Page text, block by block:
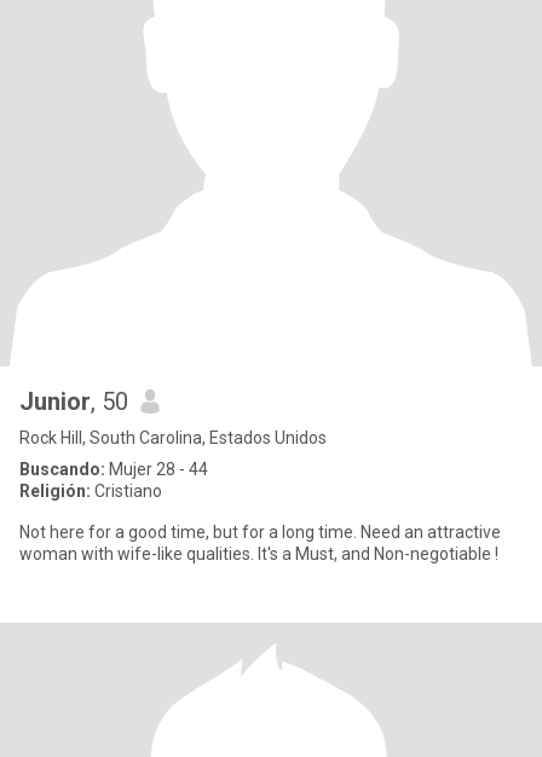
Junior, 50
Rock Hill, South Carolina, Estados Unidos
Buscando: Mujer 28 - 44
Religión: Cristiano
Not here for a good time, but for a long time. Need an attractive
woman with wife-like qualities. It's a Must, and Non-negotiable !